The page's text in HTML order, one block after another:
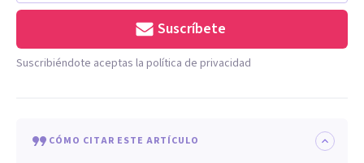
Suscríbete
Suscribiéndote aceptas la política de privacidad
CÓMO CITAR ESTE ARTÍCULO